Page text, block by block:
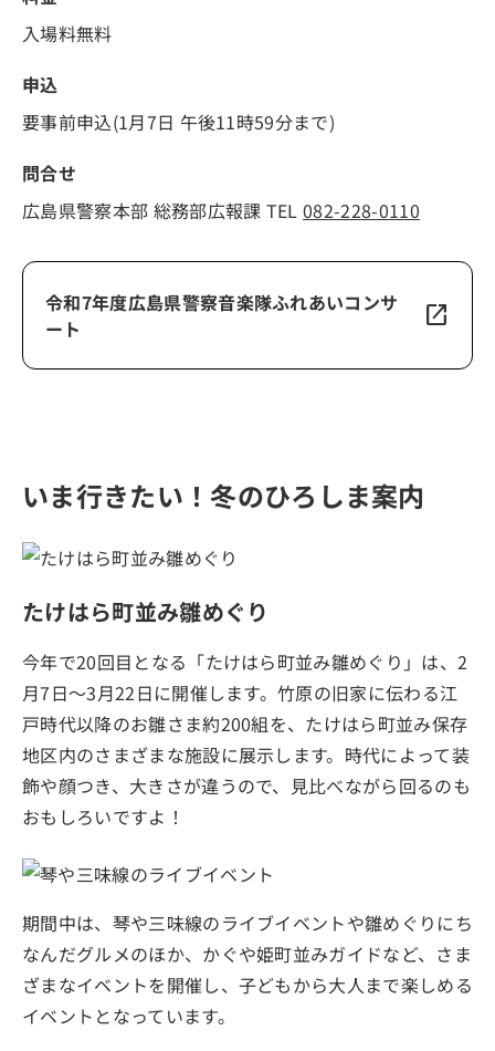
入場料無料
申込
要事前申込(1月7日 午後11時59分まで)
問合せ
広島県警察本部 総務部広報課 TEL082-228-0110
令和7年度広島県警察音楽隊ふれあいコンサ
ート
open_in_new
いま行きたい！冬のひろしま案内
たけはら町並み雛めぐり
今年で20回目となる「たけはら町並み雛めぐり」は、2
月7日～3月22日に開催します。竹原の旧家に伝わる江
戸時代以降のお雛さま約200組を、たけはら町並み保存
地区内のさまざまな施設に展示します。時代によって装
飾や顔つき、大きさが違うので、見比べながら回るのも
おもしろいですよ！
期間中は、琴や三味線のライブイベントや雛めぐりにち
なんだグルメのほか、かぐや姫町並みガイドなど、さま
ざまなイベントを開催し、子どもから大人まで楽しめる
イベントとなっています。